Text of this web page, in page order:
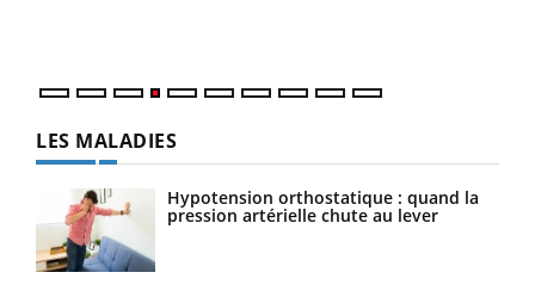
LES MALADIES
Hypotension orthostatique : quand la
pression artérielle chute au lever